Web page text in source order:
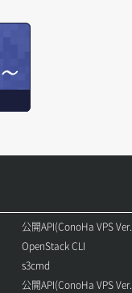
公開API(ConoHa VPS
OpenStack CLI
s3cmd
公開API(ConoHa VPS